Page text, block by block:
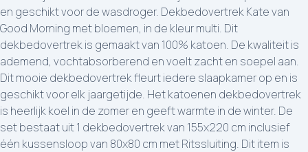
en geschikt voor de wasdroger. Dekbedovertrek Kate van
Good Morning met bloemen, in de kleur multi. Dit
dekbedovertrek is gemaakt van 100% katoen. De kwaliteit is
ademend, vochtabsorberend en voelt zacht en soepel aan.
Dit mooie dekbedovertrek fleurt iedere slaapkamer op en is
geschikt voor elk jaargetijde. Het katoenen dekbedovertrek
is heerlijk koel in de zomer en geeft warmte in de winter. De
set bestaat uit 1 dekbedovertrek van 155x220 cm inclusief
één kussensloop van 80x80 cm met Ritssluiting. Dit item is